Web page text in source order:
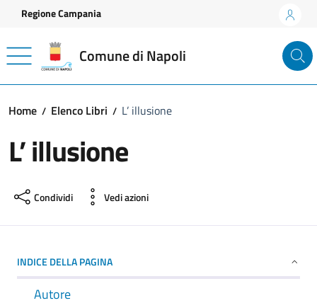
Vai ai contenuti
Vai al footer
Regione Campania
Comune di Napoli
Home Elenco Libri L’ illusione
L’ illusione
Condividi Vedi azioni
INDICE DELLA PAGINA
Autore